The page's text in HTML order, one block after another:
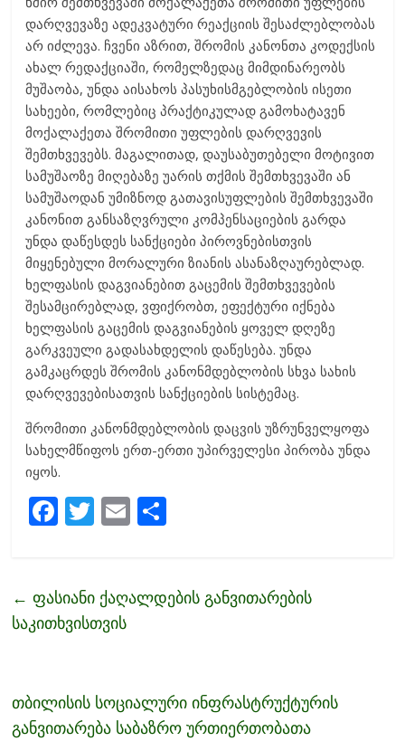
დარღვევაზე ადეკვატური რეაქციის შესაძლებლობას
არ იძლევა. ჩვენი აზრით, შრომის კანონთა კოდექსის
ახალ რედაქციაში, რომელზედაც მიმდინარეობს
მუშაობა, უნდა აისახოს პასუხისმგებლობის ისეთი
სახეები, რომლებიც პრაქტიკულად გამოხატავენ
მოქალაქეთა შრომითი უფლების დარღვევის
შემთხვევებს. მაგალითად, დაუსაბუთებელი მოტივით
სამუშაოზე მიღებაზე უარის თქმის შემთხვევაში ან
სამუშაოდან უმიზნოდ გათავისუფლების შემთხვევაში
კანონით განსაზღვრული კომპენსაციების გარდა
უნდა დაწესდეს სანქციები პიროვნებისთვის
მიყენებული მორალური ზიანის ასანაზღაურებლად.
ხელფასის დაგვიანებით გაცემის შემთხვევების
შესამცირებლად, ვფიქრობთ, ეფექტური იქნება
ხელფასის გაცემის დაგვიანების ყოველ დღეზე
გარკვეული გადასახდელის დაწესება. უნდა
გამკაცრდეს შრომის კანონმდებლობის სხვა სახის
დარღვევებისათვის სანქციების სისტემაც.
შრომითი კანონმდებლობის დაცვის უზრუნველყოფა
სახელმწიფოს ერთ-ერთი უპირველესი პირობა უნდა
იყოს.
F
b
o
k
T
er
E
l e
← ფასიანი ქაღალდების განვითარების
საკითხვისთვის
თბილისის სოციალური ინფრასტრუქტურის
განვითარება საბაზრო ურთიერთობათა